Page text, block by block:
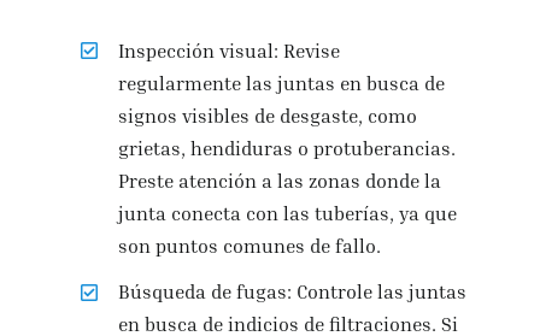
Inspección visual: Revise
regularmente las juntas en busca de
signos visibles de desgaste, como
grietas, hendiduras o protuberancias.
Preste atención a las zonas donde la
junta conecta con las tuberías, ya que
son puntos comunes de fallo.
Búsqueda de fugas: Controle las juntas
en busca de indicios de filtraciones. Si